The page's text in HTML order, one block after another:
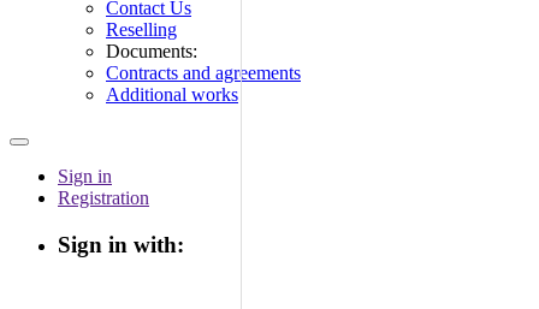
Contact Us
Reselling
Documents:
Contracts and agreements
Additional works
Sign in
Registration
Sign in with: